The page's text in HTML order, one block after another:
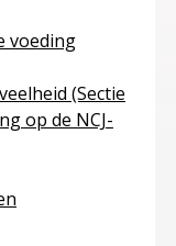
voeding gezonde
(Sectie
op de NCJ-
en
en drinkmomenten